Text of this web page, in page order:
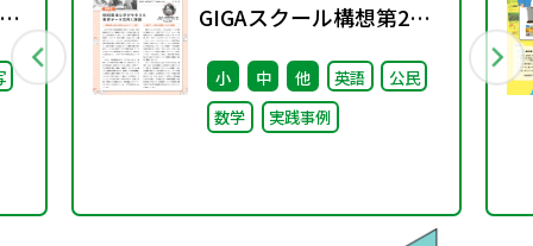
GIGAスクール構想第2期
を迎えて ①
小 中 他 英語
公民
数学
実践事例